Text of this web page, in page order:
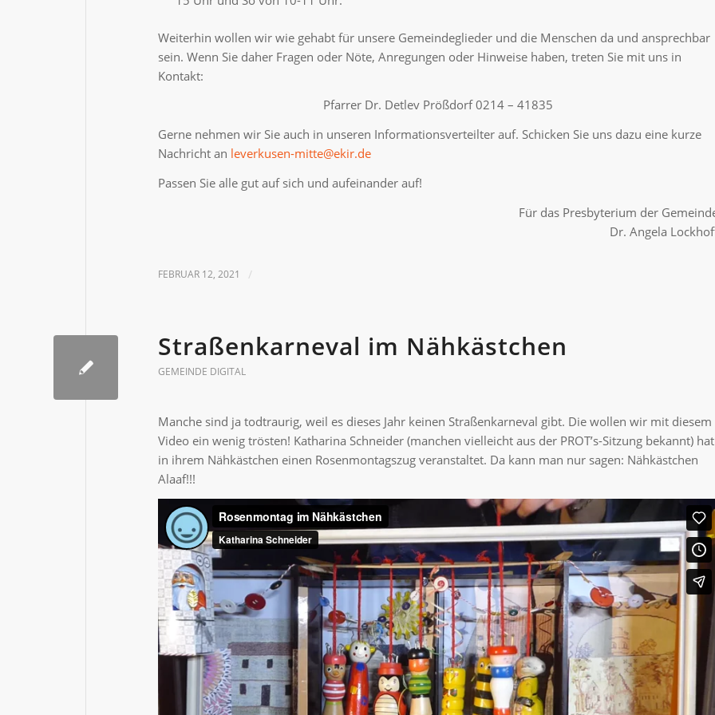
Weiterhin wollen wir wie gehabt für unsere Gemeindeglieder und die Menschen da und ansprechbar
sein. Wenn Sie daher Fragen oder Nöte, Anregungen oder Hinweise haben, treten Sie mit uns in
Kontakt:
Pfarrer Dr. Detlev Prößdorf 0214 – 41835
Gerne nehmen wir Sie auch in unseren Informationsverteilter auf. Schicken Sie uns dazu eine kurze
Nachricht an leverkusen-mitte@ekir.de
Passen Sie alle gut auf sich und aufeinander auf!
Für das Presbyterium der
Dr. Angela
FEBRUAR 12, 2021 /
Straßenkarneval im Nähkästchen
GEMEINDE DIGITAL
Manche sind ja todtraurig, weil es dieses Jahr keinen Straßenkarneval gibt. Die wollen wir mit diesem
Video ein wenig trösten! Katharina Schneider (manchen vielleicht aus der PROT’s-Sitzung bekannt) hat
in ihrem Nähkästchen einen Rosenmontagszug veranstaltet. Da kann man nur sagen: Nähkästchen
Alaaf!!!